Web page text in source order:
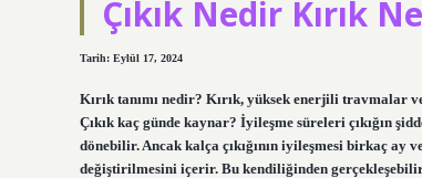
Çıkık Nedir Kırık
Tarih: Eylül 17, 2024
Kırık tanımı nedir? Kırık, yüksek enerjili travmalar
Çıkık kaç günde kaynar? İyileşme süreleri çıkığın
dönebilir. Ancak kalça çıkığının iyileşmesi birkaç ay
değiştirilmesini içerir. Bu kendiliğinden